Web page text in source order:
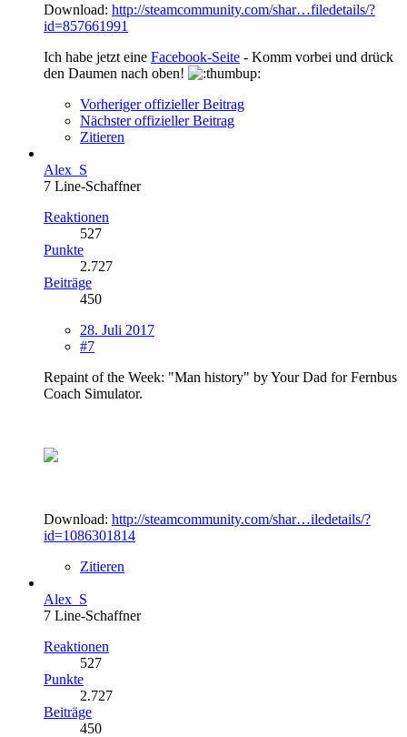
Download: http://steamcommunity.com/shar…filedetails/?
id=857661991
Ich habe jetzt eine Facebook-Seite - Komm vorbei und drück
den Daumen nach oben!
Vorheriger offizieller Beitrag
Nächster offizieller Beitrag
Zitieren
Alex_S
7 Line-Schaffner
Reaktionen
527
Punkte
2.727
Beiträge
450
28. Juli 2017
#7
Repaint of the Week: "Man history" by Your Dad for Fernbus
Coach Simulator.
Download: http://steamcommunity.com/shar…iledetails/?
id=1086301814
Zitieren
Alex_S
7 Line-Schaffner
Reaktionen
527
Punkte
2.727
Beiträge
450